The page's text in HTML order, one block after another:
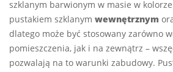
szklanym barwionym w masie w
pustakiem szklanym wewnętrznym
dlatego może być stosowany zarówno
pomieszczenia, jak i na zewnątrz –
pozwalają na to warunki zabudowy.